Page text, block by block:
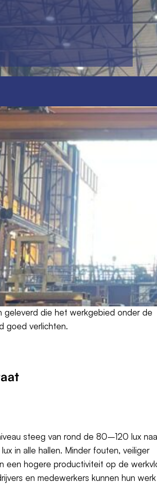
– Krimpen a/d
de HPI-armaturen één-op-één
LED-armaturen: 285W in de hoogste hal
in de lagere hal (14m). Voor de
werden speciaal
geleverd die het werkgebied onder de
goed verlichten.
steeg van rond de 80–120 lux
in alle hallen. Minder fouten, veiliger
een hogere productiviteit op de
en medewerkers kunnen hun